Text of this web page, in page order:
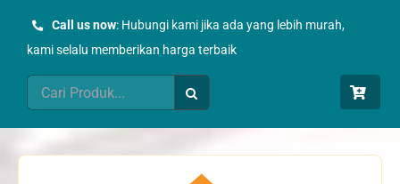
Call us now: Hubungi kami jika ada yang lebih murah,
kami selalu memberikan harga terbaik
Search
for: